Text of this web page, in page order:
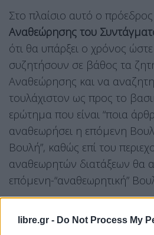
libre.gr - Do Not Process My
Στο πλαίσιο αυτό ο
Αναθεώρησης του
ότι θα υπάρξει ο χρόνος
συζητήσουν σε βάθος τα
Αναθεώρησης και να
τουλάχιστον ως προς το
ερώτημα που είναι “ποια
αναθεωρήσει η επόμενη
Βουλή”, καθώς επί του
αναθεωρητών διατάξεων θα
επόμενη-“αναθεωρητική”
αντιπολίτευσηςδεν